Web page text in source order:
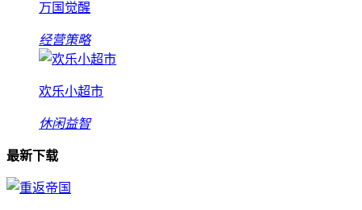
万国觉醒
经营策略
欢乐小超市
休闲益智
最新下载